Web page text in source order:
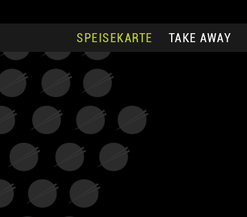
SPEISEKARTE TAKE AWAY